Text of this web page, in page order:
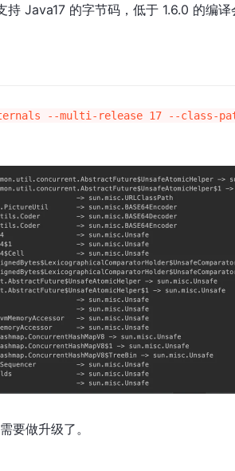
持 Java17 的字节码，低于 1.6.0 的编
--multi-release 17 --class-
要做升级了。